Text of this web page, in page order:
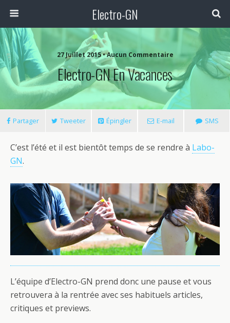
Electro-GN
27 Juillet 2015 • Aucun Commentaire
Electro-GN En Vacances
Partager Tweeter Épingler E-mail SMS
C’est l’été et il est bientôt temps de se rendre à Labo-
GN.
L’équipe d’Electro-GN prend donc une pause et vous
retrouvera à la rentrée avec ses habituels articles,
critiques et previews.